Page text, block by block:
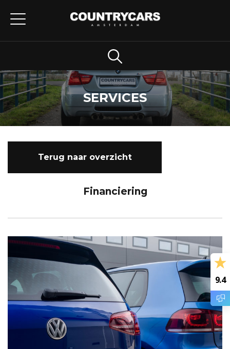
9.4
SERVICES
Terug naar overzicht
Financiering